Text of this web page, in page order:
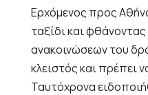
Ερχόμενος προς
ταξίδι και
ανακοινώσεων του
κλειστός και πρέπει
Ταυτόχρονα